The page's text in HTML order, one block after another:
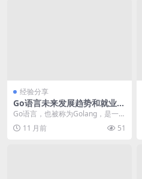
经验分享
Go语言未来发展趋势和就业前
景怎么样？
Go语言，也被称为Golang，是一种
开源的静态类型、编译型编程语
言，由Goog...
11 月前 51